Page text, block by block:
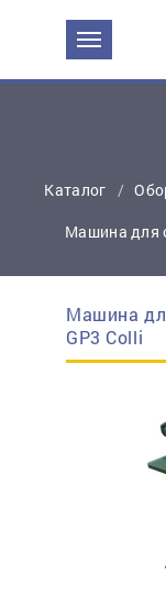
Каталог
Машина для
Машина
GP3 Colli
ЗАДАТЬ
Эл. почта:
Контактный
Ваш вопрос: